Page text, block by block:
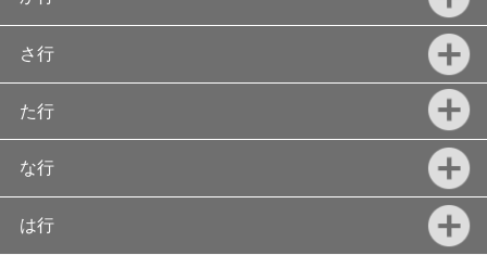
さ行
た行
な行
は行